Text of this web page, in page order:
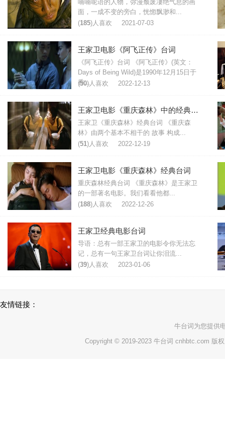
喃喃呢语的人物，弥漫颓废凄绝气息的画
面，一成不变的旁白，恍惚飘渺和...
(185)人喜欢 2021-07-03
王家卫电影《阿飞正传》台词
《阿飞正传》台词 《阿飞正传》(英文：
Days of Being Wild)是1990年12月15日于
香...
(50)人喜欢 2022-12-13
王家卫电影《重庆森林》中的经典台词
王家卫《重庆森林》经典台词 《重庆森
林》由两个基本不相干的 故事 构成...
(51)人喜欢 2022-12-19
王家卫电影《重庆森林》经典台词
重庆森林经典台词 《重庆森林》是王家卫
的一部著名电影。我们看看他都...
(188)人喜欢 2022-12-26
王家卫经典电影台词
导语：总有一部王家卫的电影令你无法忘
记，总有一句王家卫台词让你泪流...
(39)人喜欢 2023-01-06
友情链接：
牛台词 为您提供
Copyright © 2019-2023 牛台词 cnhbtc.com 版